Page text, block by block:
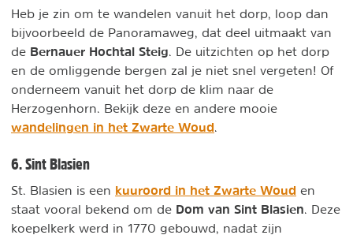
Heb je zin om te wandelen vanuit het dorp, loop dan
bijvoorbeeld de Panoramaweg, dat deel uitmaakt van
de Bernauer Hochtal Steig . De uitzichten op het dorp
en de omliggende bergen zal je niet snel vergeten! Of
onderneem vanuit het dorp de klim naar de
Herzogenhorn. Bekijk deze en andere mooie
wandelingen in het Zwarte Woud
6. Sint Blasien
St. Blasien is een kuuroord in het Zwarte Woud en
staat vooral bekend om de Dom van Sint Blasien . Deze
koepelkerk werd in 1770 gebouwd, nadat zijn